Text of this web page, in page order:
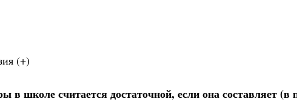
(+)
в школе считается достаточной, если она составляет (в